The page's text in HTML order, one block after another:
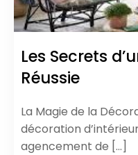
Les Secrets
Réussie
La Magie de la
décoration
agencement de […]